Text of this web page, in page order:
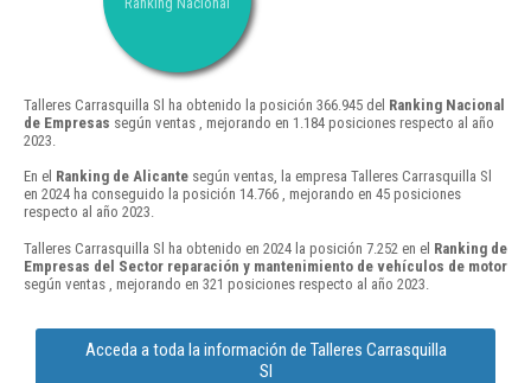
Talleres Carrasquilla Sl ha obtenido la posición 366.945 del Ranking Nacional
de Empresas según ventas , mejorando en 1.184 posiciones respecto al año
2023.
En el Ranking de Alicante según ventas, la empresa Talleres Carrasquilla Sl
en 2024 ha conseguido la posición 14.766 , mejorando en 45 posiciones
respecto al año 2023.
Talleres Carrasquilla Sl ha obtenido en 2024 la posición 7.252 en el Ranking de
Empresas del Sector reparación y mantenimiento de vehículos de motor
según ventas , mejorando en 321 posiciones respecto al año 2023.
Acceda a toda la información de Talleres Carrasquilla
Sl